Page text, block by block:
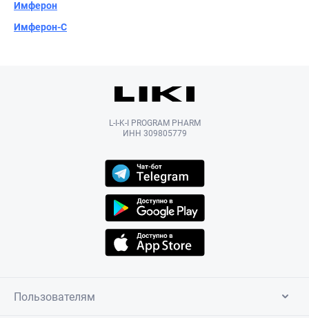
Имферон
Имферон-С
L-I-K-I PROGRAM PHARM
ИНН 309805779
Пользователям